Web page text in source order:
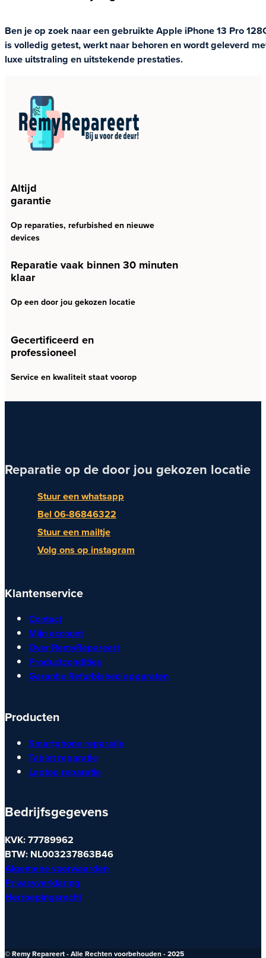
Ben je op zoek naar een gebruikte Apple iPhone 13 Pro
is volledig getest, werkt naar behoren en wordt geleverd
luxe uitstraling en uitstekende prestaties.
Altijd
garantie
Op reparaties, refurbished en nieuwe
devices
Reparatie vaak binnen 30 minuten
klaar
Op een door jou gekozen locatie
Gecertificeerd en
professioneel
Service en kwaliteit staat voorop
Reparatie op de door jou gekozen locatie
Stuur een whatsapp
Bel 06-86846322
Stuur een mailtje
Volg ons op instagram
Klantenservice
Contact
Mijn account
Over RemyRepareert
Productcondities
Garantie Refurbished apparaten
Producten
Smartphone reparatie
Tablet reparatie
Laptop reparatie
Bedrijfsgegevens
KVK: 77789962
BTW: NL003237863B46
Algemene voorwaarden
Privacyverklaring
Herroepingsrecht
© Remy Repareert - Alle Rechten voorbehouden - 2025